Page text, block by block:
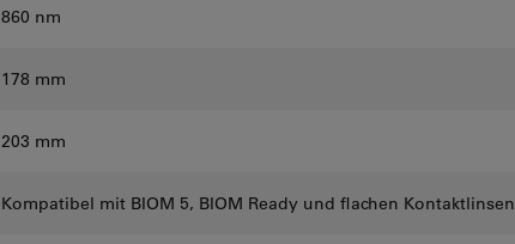
860 nm
178 mm
203 mm
Kompatibel mit BIOM 5, BIOM Ready und flachen Kontaktlinsen